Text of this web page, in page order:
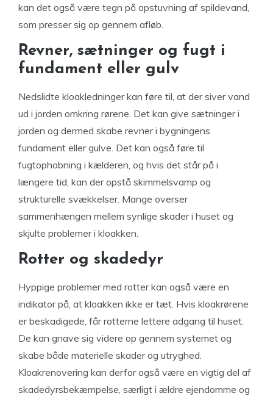
kan det også være tegn på opstuvning af spildevand,
som presser sig op gennem afløb.
Revner, sætninger og fugt i
fundament eller gulv
Nedslidte kloakledninger kan føre til, at der siver vand
ud i jorden omkring rørene. Det kan give sætninger i
jorden og dermed skabe revner i bygningens
fundament eller gulve. Det kan også føre til
fugtophobning i kælderen, og hvis det står på i
længere tid, kan der opstå skimmelsvamp og
strukturelle svækkelser. Mange overser
sammenhængen mellem synlige skader i huset og
skjulte problemer i kloakken.
Rotter og skadedyr
Hyppige problemer med rotter kan også være en
indikator på, at kloakken ikke er tæt. Hvis kloakrørene
er beskadigede, får rotterne lettere adgang til huset.
De kan gnave sig videre op gennem systemet og
skabe både materielle skader og utryghed.
Kloakrenovering kan derfor også være en vigtig del af
skadedyrsbekæmpelse, særligt i ældre ejendomme og